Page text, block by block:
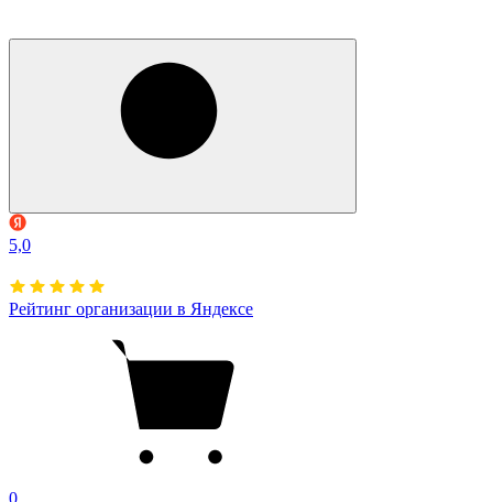
5,0
Рейтинг организации в Яндексе
0